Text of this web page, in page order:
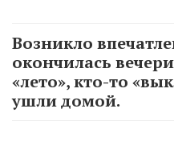
Возникло
окончилась
«лето», кто-то
ушли домой.